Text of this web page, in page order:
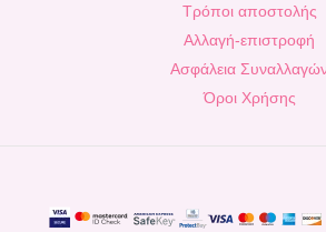
Τρόποι αποστολής
Αλλαγή-επιστροφή
Ασφάλεια
Όροι Χρήσης